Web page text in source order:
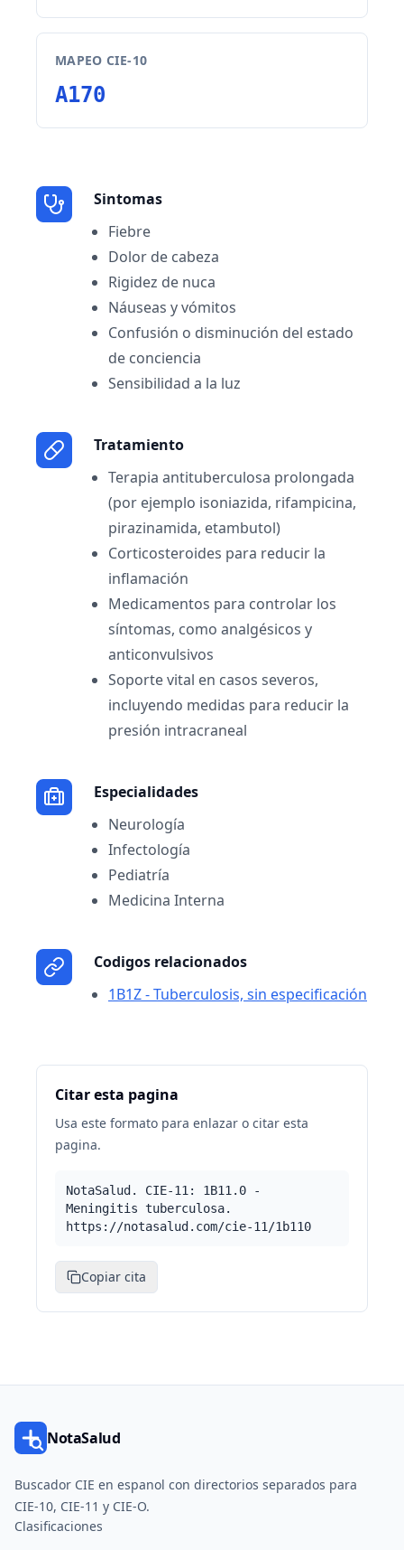
MAPEO CIE-10
A170
Sintomas
Fiebre
Dolor de cabeza
Rigidez de nuca
Náuseas y vómitos
Confusión o disminución del estado
de conciencia
Sensibilidad a la luz
Tratamiento
Terapia antituberculosa prolongada
(por ejemplo isoniazida, rifampicina,
pirazinamida, etambutol)
Corticosteroides para reducir la
inflamación
Medicamentos para controlar los
síntomas, como analgésicos y
anticonvulsivos
Soporte vital en casos severos,
incluyendo medidas para reducir la
presión intracraneal
Especialidades
Neurología
Infectología
Pediatría
Medicina Interna
Codigos relacionados
1B1Z - Tuberculosis, sin especificación
Citar esta pagina
Usa este formato para enlazar o citar esta
pagina.
NotaSalud. CIE-11: 1B11.0 -
Meningitis tuberculosa.
https://notasalud.com/cie-11/1b110
Copiar cita
NotaSalud
Buscador CIE en espanol con directorios separados para
CIE-10, CIE-11 y CIE-O.
Clasificaciones